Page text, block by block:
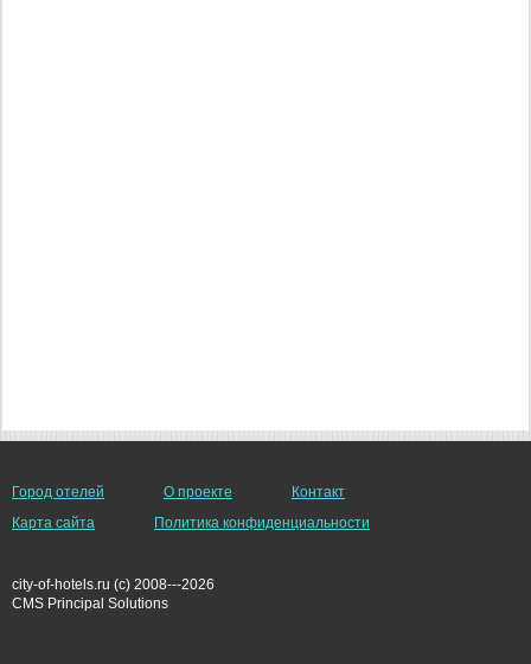
Город отелей О проекте
Контакт
Карта сайта
Политика конфиденциальности
city-of-hotels.ru (c) 2008---2026
СMS Principal Solutions